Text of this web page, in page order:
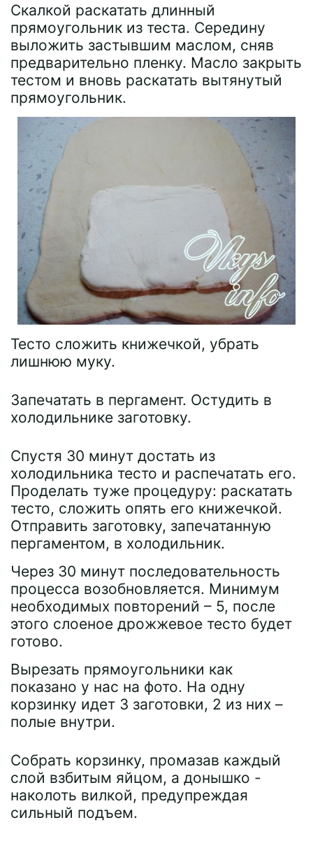
Скалкой раскатать длинный
прямоугольник из теста. Середину
выложить застывшим маслом, сняв
предварительно пленку. Масло закрыть
тестом и вновь раскатать вытянутый
прямоугольник.
Тесто сложить книжечкой, убрать
лишнюю муку.
Запечатать в пергамент. Остудить в
холодильнике заготовку.
Спустя 30 минут достать из
холодильника тесто и распечатать его.
Проделать туже процедуру: раскатать
тесто, сложить опять его книжечкой.
Отправить заготовку, запечатанную
пергаментом, в холодильник.
Через 30 минут последовательность
процесса возобновляется. Минимум
необходимых повторений – 5, после
этого слоеное дрожжевое тесто будет
готово.
Вырезать прямоугольники как
показано у нас на фото. На одну
корзинку идет 3 заготовки, 2 из них –
полые внутри.
Собрать корзинку, промазав каждый
слой взбитым яйцом, а донышко -
наколоть вилкой, предупреждая
сильный подъем.